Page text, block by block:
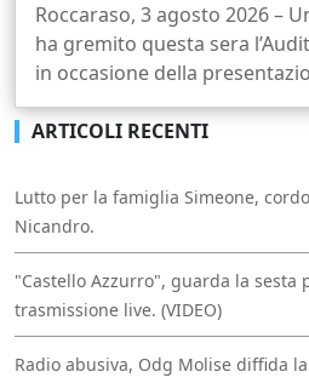
Roccaraso, 3 agosto 2026 –
ha gremito questa sera
in occasione della
ARTICOLI RECENTI
Lutto per la famiglia Simeone,
Nicandro.
"Castello Azzurro", guarda la sesta
trasmissione live. (VIDEO)
Radio abusiva, Odg Molise diffida